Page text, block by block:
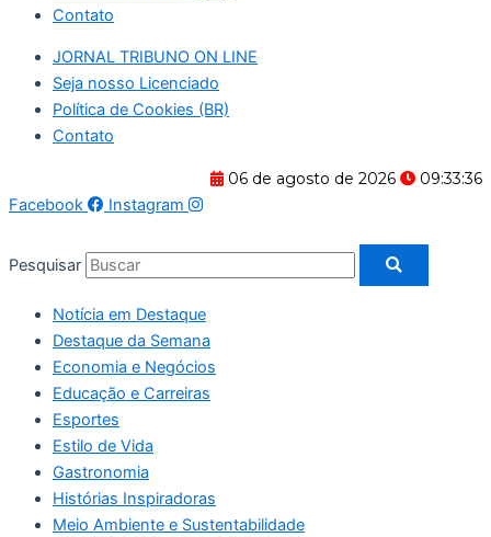
Contato
JORNAL TRIBUNO ON LINE
Seja nosso Licenciado
Política de Cookies (BR)
Contato
06 de agosto de 2026
09:33:37
Facebook
Instagram
Pesquisar
Notícia em Destaque
Destaque da Semana
Economia e Negócios
Educação e Carreiras
Esportes
Estilo de Vida
Gastronomia
Histórias Inspiradoras
Meio Ambiente e Sustentabilidade